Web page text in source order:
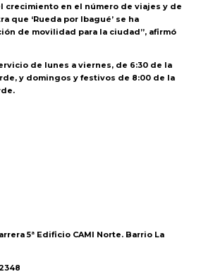
crecimiento en el número de viajes y de
que ‘Rueda por Ibagué’ se ha
de movilidad para la ciudad”, afirmó
de lunes a viernes, de 6:30 de la
y domingos y festivos de 8:00 de la
5ª Edificio CAMI Norte. Barrio La